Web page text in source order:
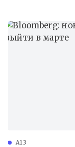
поставок
нескольких
A13